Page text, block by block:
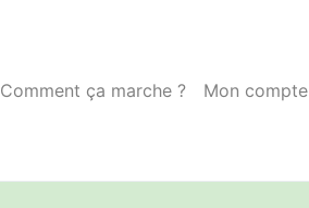
Comment ça marche ? Mon compte